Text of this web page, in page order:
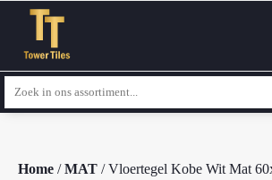
Zoeken
naar:
Home /MAT / Vloertegel Kobe Wit Mat